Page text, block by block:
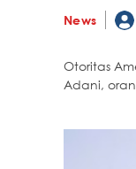
News
Otoritas
Adani,